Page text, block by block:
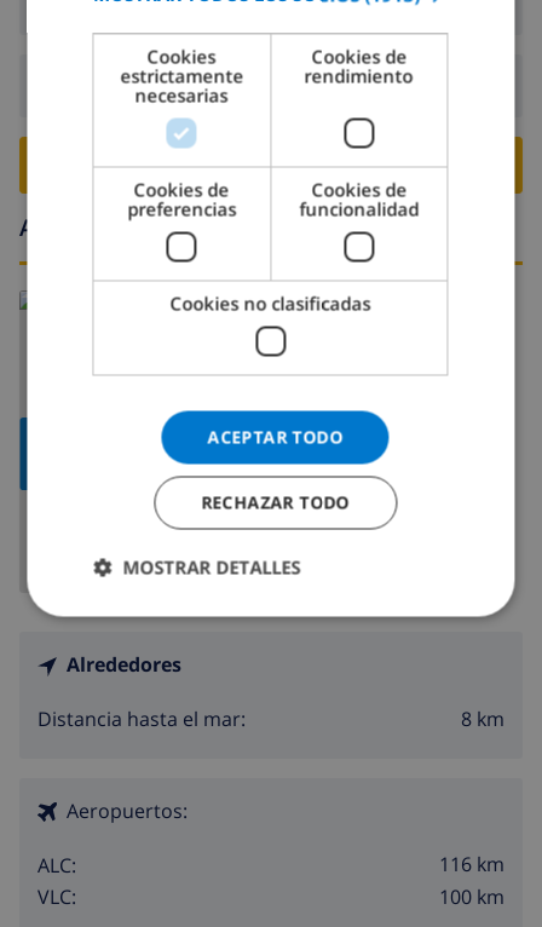
Salida:Antes de: 10:00
RESERVE ESTE CHALÉ ›
Alrededores
Leer más sobre:
Costa Blanca >
Alrededores
Distancia hasta el mar: 8 km
Aeropuertos:
ALC:
116 km
VLC:
100 km
CATALAN
ITALIAN
DANISH
Cookies
estrictamente
necesarias
Cookies de
rendimiento
Cookies de
preferencias
Cookies de
funcionalidad
Cookies no clasificadas
ACEPTAR TODO
RECHAZAR TODO
MOSTRAR DETALLES